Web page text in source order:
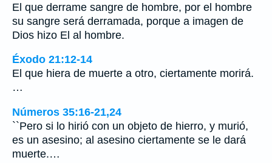
El que derrame sangre de hombre, por el hombre
su sangre será derramada, porque a imagen de
Dios hizo El al hombre.
Éxodo 21:12-14
El que hiera de muerte a otro, ciertamente morirá.
…
Números 35:16-21,24
``Pero si lo hirió con un objeto de hierro, y murió,
es un asesino; al asesino ciertamente se le dará
muerte.…